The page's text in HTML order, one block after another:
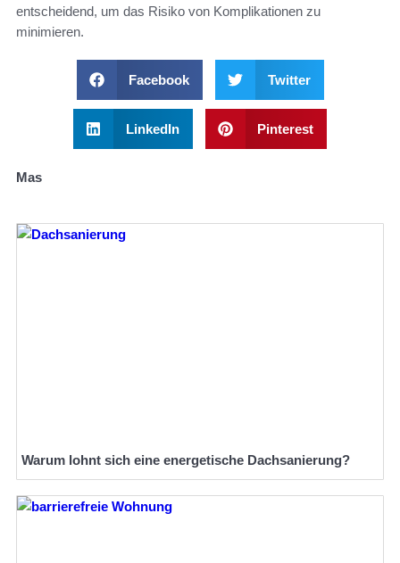
entscheidend, um das Risiko von Komplikationen zu
minimieren.
Facebook Twitter
LinkedIn Pinterest
Mas
Warum lohnt sich eine energetische Dachsanierung?